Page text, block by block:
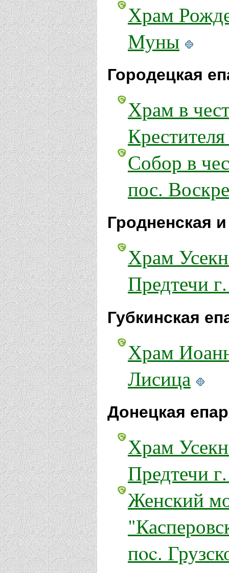
Храм
Муны
Городецкая
Храм в
Собор в
пос.
Гродненская
Храм
Предтечи
Губкинская
Храм
Лисица
Донецкая
Храм
Предтечи
Женский
пoc.